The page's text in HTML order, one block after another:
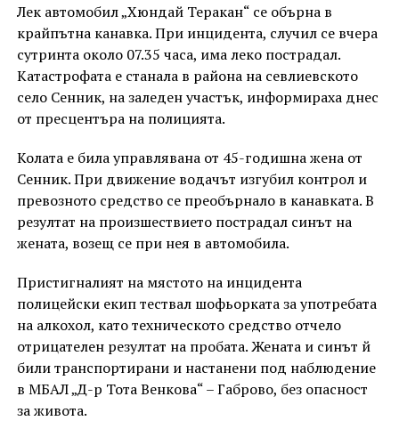
Лек автомобил „Хюндай Теракан“ се обърна в
крайпътна канавка. При инцидента, случил се вчера
сутринта около 07.35 часа, има леко пострадал.
Катастрофата е станала в района на севлиевското
село Сенник, на заледен участък, информираха днес
от пресцентъра на полицията.
Колата е била управлявана от 45-годишна жена от
Сенник. При движение водачът изгубил контрол и
превозното средство се преобърнало в канавката. В
резултат на произшествието пострадал синът на
жената, возещ се при нея в автомобила.
Пристигналият на мястото на инцидента
полицейски екип тествал шофьорката за употребата
на алкохол, като техническото средство отчело
отрицателен резултат на пробата. Жената и синът й
били транспортирани и настанени под наблюдение
в МБАЛ „Д-р Тота Венкова“ – Габрово, без опасност
за живота.